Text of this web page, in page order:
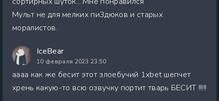
Мульт не для мелких пи3дюков и старых
моралистов.
IceBear
10 февраля 2023 23:50
аааа как же бесит этот злоебучий 1xbet шепчет
хрень какую-то всю озвучку портит тварь БЕСИТ !!!!!